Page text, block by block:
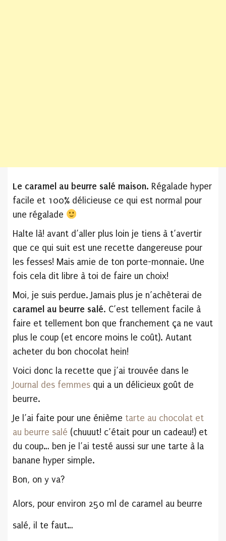
Le caramel au beurre salé maison. Régalade hyper
facile et 100% délicieuse ce qui est normal pour
une régalade
Halte là! avant d’aller plus loin je tiens à t’avertir
que ce qui suit est une recette dangereuse pour
les fesses! Mais amie de ton porte-monnaie. Une
fois cela dit libre à toi de faire un choix!
Moi, je suis perdue. Jamais plus je n’achèterai de
caramel au beurre salé. C’est tellement facile à
faire et tellement bon que franchement ça ne vaut
plus le coup (et encore moins le coût). Autant
acheter du bon chocolat hein!
Voici donc la recette que j’ai trouvée dans le
Journal des femmes qui a un délicieux goût de
beurre.
Je l’ai faite pour une énième tarte au chocolat et
au beurre salé (chuuut! c’était pour un cadeau!) et
du coup… ben je l’ai testé aussi sur une tarte à la
banane hyper simple.
Bon, on y va?
Alors, pour environ 250 ml de caramel au beurre
salé, il te faut…